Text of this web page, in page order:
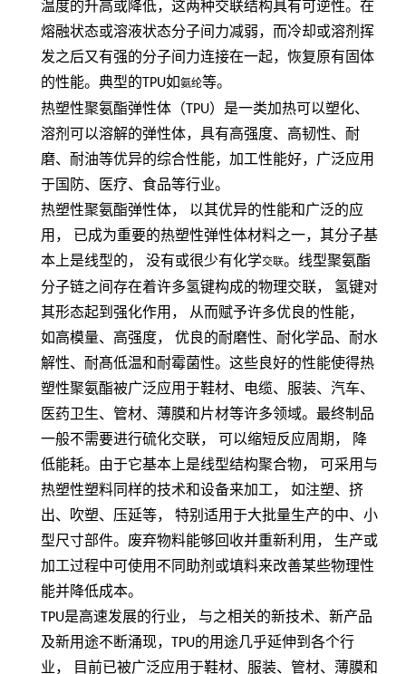
温度的升高或降低，这两种交联结构具有可逆性。在
熔融状态或溶液状态分子间力减弱，而冷却或溶剂挥
发之后又有强的分子间力连接在一起，恢复原有固体
的性能。典型的TPU如氨纶等。
热塑性聚氨酯弹性体（TPU）是一类加热可以塑化、
溶剂可以溶解的弹性体，具有高强度、高韧性、耐
磨、耐油等优异的综合性能，加工性能好，广泛应用
于国防、医疗、食品等行业。
热塑性聚氨酯弹性体，
以其优异的性能和广泛的应
用，
已成为重要的热塑性弹性体材料之一，其分子基
本上是线型的，
没有或很少有化学交联。线型聚氨酯
分子链之间存在着许多氢键构成的物理交联，
氢键对
其形态起到强化作用，
从而赋予许多优良的性能，
如高模量、高强度，
优良的耐磨性、耐化学品、耐水
解性、耐髙低温和耐霉菌性。这些良好的性能使得热
塑性聚氨酯被广泛应用于鞋材、电缆、服装、汽车、
医药卫生、管材、薄膜和片材等许多领域。最终制品
一般不需要进行硫化交联，
可以缩短反应周期，
降
低能耗。由于它基本上是线型结构聚合物，
可采用与
热塑性塑料同样的技术和设备来加工，
如注塑、挤
出、吹塑、压延等，
特别适用于大批量生产的中、小
型尺寸部件。废弃物料能够回收并重新利用，
生产或
加工过程中可使用不同助剂或填料来改善某些物理性
能并降低成本。
TPU是高速发展的行业， 与之相关的新技术、新产品
及新用途不断涌现， TPU的用途几乎延伸到各个行
业， 目前已被广泛应用于鞋材、服装、管材、薄膜和